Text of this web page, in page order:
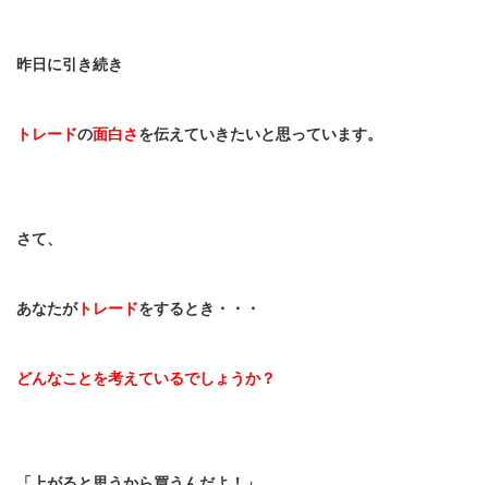
昨日に引き続き
トレードの面白さを伝えていきたいと思っています。
さて、
あなたがトレードをするとき・・・
どんなことを考えているでしょうか？